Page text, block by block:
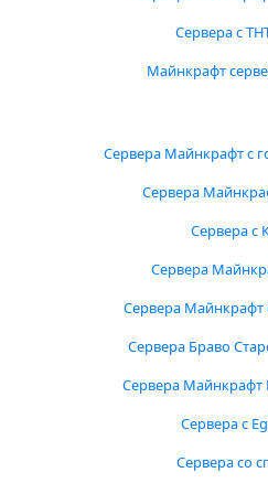
Сервера с
Майнкрафт
Сервера Майнкрафт с
Сервера
Сервера с
Сервера
Сервера Майнкрафт
Сервера Браво
Сервера Майнкрафт
Сервера с
Сервера со